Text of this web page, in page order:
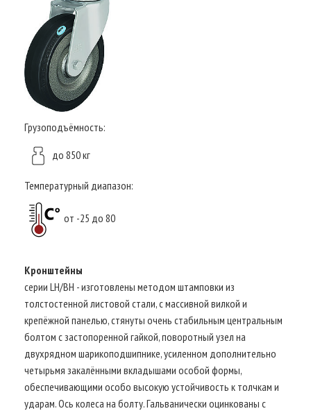
Грузоподъёмность:
до 850 кг
Температурный диапазон:
от -25 до 80
Кронштейны
серии LH/BH - изготовлены методом штамповки из
толстостенной листовой стали, с массивной вилкой и
крепёжной панелью, стянуты очень стабильным центральным
болтом с застопоренной гайкой, поворотный узел на
двухрядном шарикоподшипнике, усиленном дополнительно
четырьмя закалёнными вкладышами особой формы,
обеспечивающими особо высокую устойчивость к толчкам и
ударам. Ось колеса на болту. Гальванически оцинкованы с